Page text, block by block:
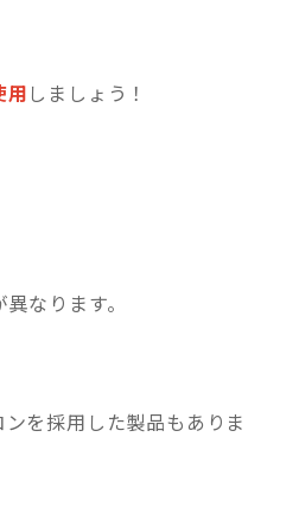
用 しましょう！
なります。
を採用した製品もありま